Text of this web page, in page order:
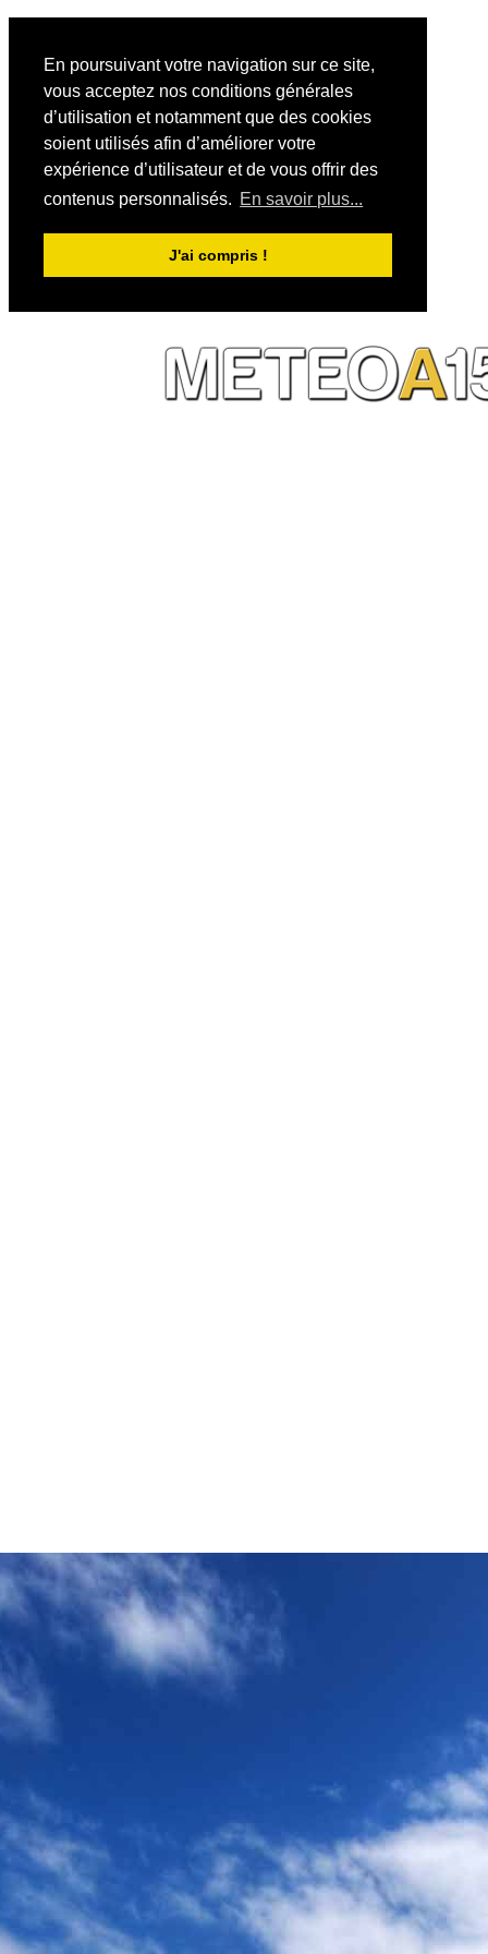
En poursuivant votre navigation sur ce site,
vous acceptez nos conditions générales
d’utilisation et notamment que des cookies
soient utilisés afin d’améliorer votre
expérience d’utilisateur et de vous offrir des
contenus personnalisés. En savoir plus...
J'ai compris !